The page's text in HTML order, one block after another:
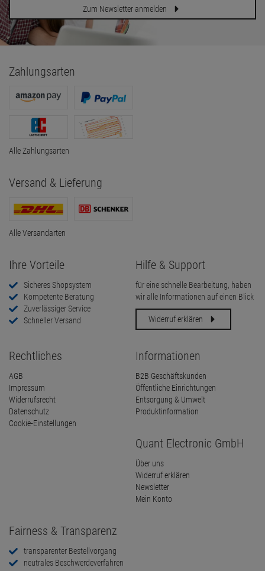
Zum Newsletter anmelden
Zahlungsarten
Alle Zahlungsarten
Versand & Lieferung
Alle Versandarten
Ihre Vorteile
Sicheres Shopsystem
Kompetente Beratung
Zuverlässiger Service
Schneller Versand
Hilfe & Support
für eine schnelle Bearbeitung, haben
wir alle Informationen auf einen Blick
Widerruf erklären
Rechtliches
AGB
Impressum
Widerrufsrecht
Datenschutz
Cookie-Einstellungen
Informationen
B2B Geschäftskunden
Öffentliche Einrichtungen
Entsorgung & Umwelt
Produktinformation
Quant Electronic GmbH
Über uns
Widerruf erklären
Newsletter
Mein Konto
Fairness & Transparenz
transparenter Bestellvorgang
neutrales Beschwerdeverfahren